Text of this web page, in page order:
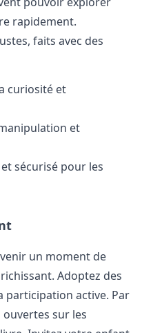
rapidement.
faits avec des
curiosité et
et
sécurisé pour les
un moment de
Adoptez des
participation active. Par
sur les